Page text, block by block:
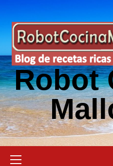
contenido
Robot
primario